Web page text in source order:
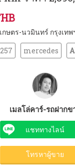
ษตร-นวมินทร์ กรุงเทพ
mercedes
เมลโล่คาร์-รถฝากข
แชททางไลน์
โทรหาผู้ขาย